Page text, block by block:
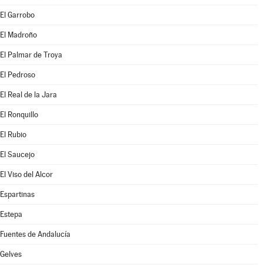
El Garrobo
El Madroño
El Palmar de Troya
El Pedroso
El Real de la Jara
El Ronquillo
El Rubio
El Saucejo
El Viso del Alcor
Espartinas
Estepa
Fuentes de Andalucía
Gelves